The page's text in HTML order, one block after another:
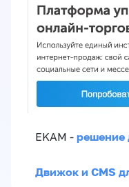
EKAM - решение
Движок и CMS